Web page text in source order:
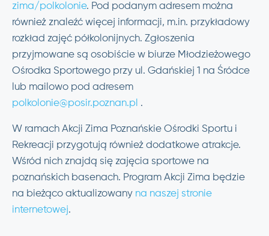
zima/polkolonie. Pod podanym adresem można
również znaleźć więcej informacji, m.in. przykładowy
rozkład zajęć półkolonijnych. Zgłoszenia
przyjmowane są osobiście w biurze Młodzieżowego
Ośrodka Sportowego przy ul. Gdańskiej 1 na Śródce
lub mailowo pod adresem
polkolonie@posir.poznan.pl .
W ramach Akcji Zima Poznańskie Ośrodki Sportu i
Rekreacji przygotują również dodatkowe atrakcje.
Wśród nich znajdą się zajęcia sportowe na
poznańskich basenach. Program Akcji Zima będzie
na bieżąco aktualizowany na naszej stronie
internetowej.